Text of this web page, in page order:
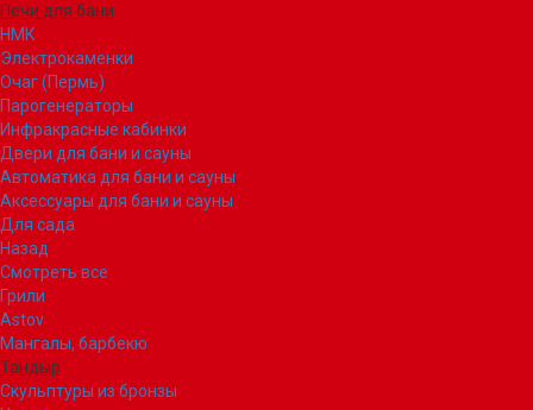
Печи для бани
НМК
Электрокаменки
Очаг (Пермь)
Парогенераторы
Инфракрасные кабинки
Двери для бани и сауны
Автоматика для бани и сауны
Аксессуары для бани и сауны
Для сада
Назад
Смотреть все
Грили
Astov
Мангалы, барбекю
Тандыр
Скульптуры из бронзы